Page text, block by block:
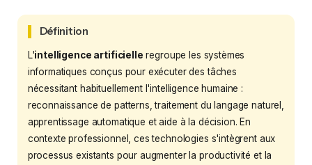
Définition
L'intelligence artificielle regroupe les systèmes
informatiques conçus pour exécuter des tâches
nécessitant habituellement l'intelligence humaine :
reconnaissance de patterns, traitement du langage naturel,
apprentissage automatique et aide à la décision. En
contexte professionnel, ces technologies s'intègrent aux
processus existants pour augmenter la productivité et la